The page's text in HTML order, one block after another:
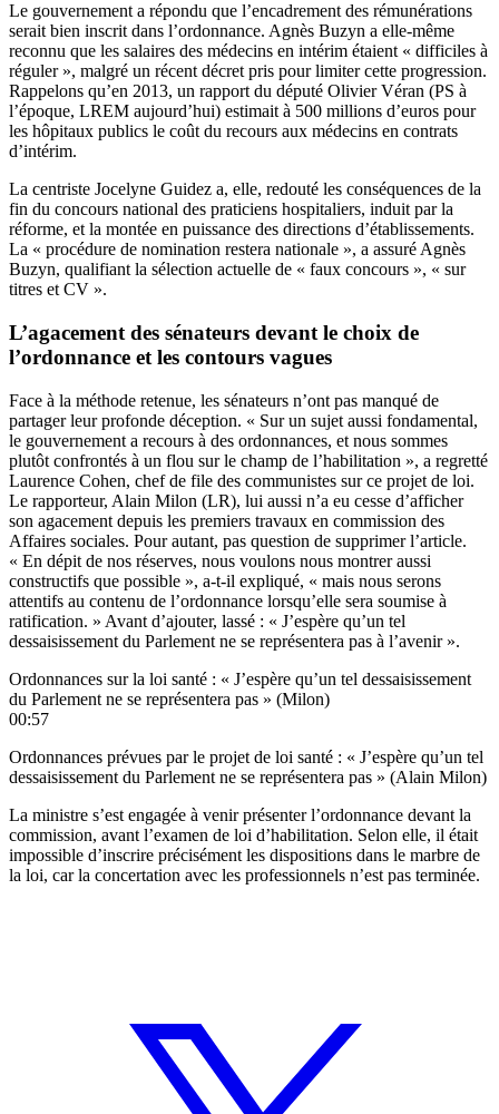
Le gouvernement a répondu que l’encadrement des rémunérations
serait bien inscrit dans l’ordonnance. Agnès Buzyn a elle-même
reconnu que les salaires des médecins en intérim étaient « difficiles à
réguler », malgré un récent décret pris pour limiter cette progression.
Rappelons qu’en 2013, un rapport du député Olivier Véran (PS à
l’époque, LREM aujourd’hui) estimait à 500 millions d’euros pour
les hôpitaux publics le coût du recours aux médecins en contrats
d’intérim.
La centriste Jocelyne Guidez a, elle, redouté les conséquences de la
fin du concours national des praticiens hospitaliers, induit par la
réforme, et la montée en puissance des directions d’établissements.
La « procédure de nomination restera nationale », a assuré Agnès
Buzyn, qualifiant la sélection actuelle de « faux concours », « sur
titres et CV ».
L’agacement des sénateurs devant le choix de
l’ordonnance et les contours vagues
Face à la méthode retenue, les sénateurs n’ont pas manqué de
partager leur profonde déception. « Sur un sujet aussi fondamental,
le gouvernement a recours à des ordonnances, et nous sommes
plutôt confrontés à un flou sur le champ de l’habilitation », a regretté
Laurence Cohen, chef de file des communistes sur ce projet de loi.
Le rapporteur, Alain Milon (LR), lui aussi n’a eu cesse d’afficher
son agacement depuis les premiers travaux en commission des
Affaires sociales. Pour autant, pas question de supprimer l’article.
« En dépit de nos réserves, nous voulons nous montrer aussi
constructifs que possible », a-t-il expliqué, « mais nous serons
attentifs au contenu de l’ordonnance lorsqu’elle sera soumise à
ratification. » Avant d’ajouter, lassé : « J’espère qu’un tel
dessaisissement du Parlement ne se représentera pas à l’avenir ».
Ordonnances sur la loi santé : « J’espère qu’un tel dessaisissement
du Parlement ne se représentera pas » (Milon)
00:57
Ordonnances prévues par le projet de loi santé : « J’espère qu’un tel
dessaisissement du Parlement ne se représentera pas » (Alain Milon)
La ministre s’est engagée à venir présenter l’ordonnance devant la
commission, avant l’examen de loi d’habilitation. Selon elle, il était
impossible d’inscrire précisément les dispositions dans le marbre de
la loi, car la concertation avec les professionnels n’est pas terminée.